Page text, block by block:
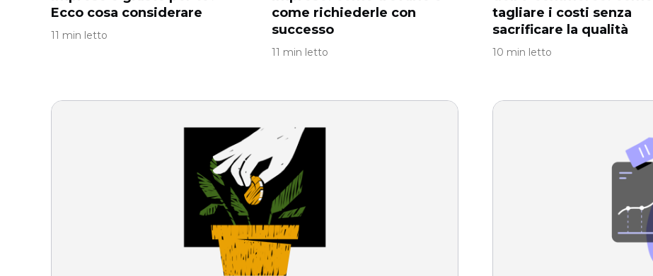
Ecco cosa considerare
11 min letto
come richiederle con
successo
11 min letto
tagliare i costi senza
sacrificare la qualità
10 min letto